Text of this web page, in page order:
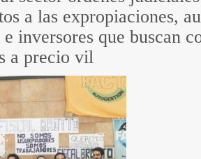
a las expropiaciones,
inversores que buscan
a precio vil